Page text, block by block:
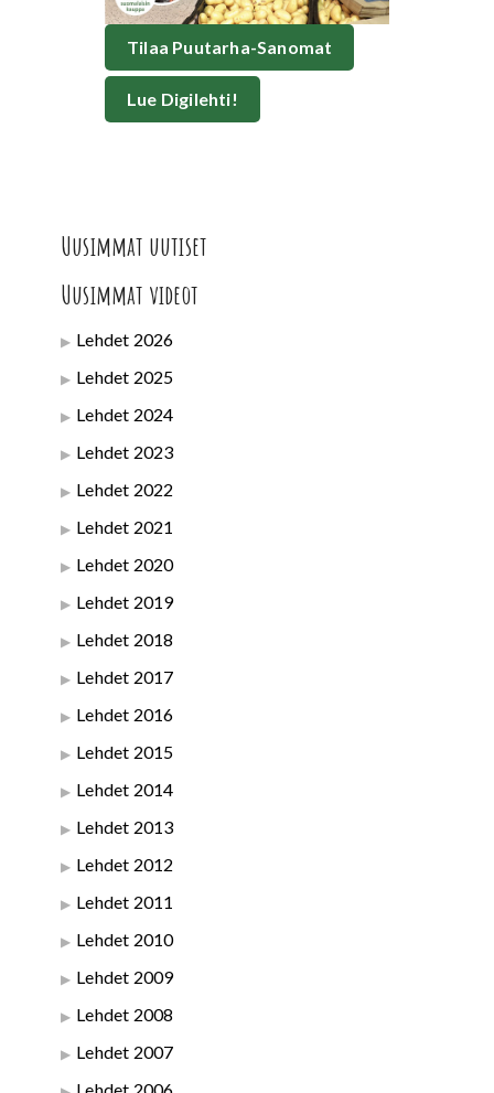
Tilaa Puutarha-Sanomat
Lue Digilehti!
Uusimmat uutiset
Uusimmat videot
Lehdet 2026
Lehdet 2025
Lehdet 2024
Lehdet 2023
Lehdet 2022
Lehdet 2021
Lehdet 2020
Lehdet 2019
Lehdet 2018
Lehdet 2017
Lehdet 2016
Lehdet 2015
Lehdet 2014
Lehdet 2013
Lehdet 2012
Lehdet 2011
Lehdet 2010
Lehdet 2009
Lehdet 2008
Lehdet 2007